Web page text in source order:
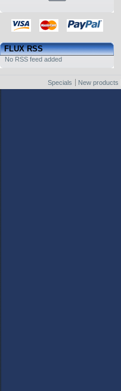
FLUX RSS
No RSS feed added
Specials New products